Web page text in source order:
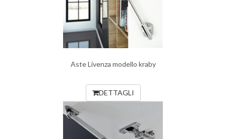
Aste Livenza modello kraby
DETTAGLI